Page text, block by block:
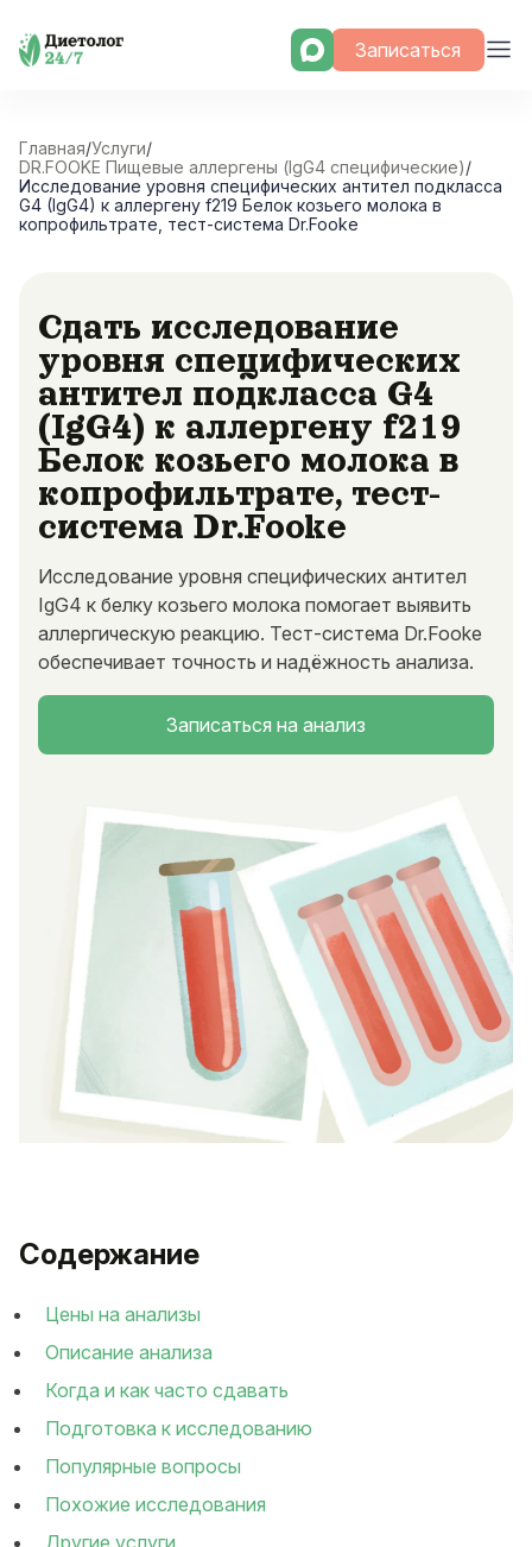
Skip
Записаться
Главная/Услуги/
DR.FOOKE Пищевые аллергены (IgG4 специфические)/
Исследование уровня специфических антител подкласса
G4 (IgG4) к аллергену f219 Белок козьего молока в
копрофильтрате, тест-система Dr.Fooke
Сдать исследование
уровня специфических
антител подкласса G4
(IgG4) к аллергену f219
Белок козьего молока в
копрофильтрате, тест-
система Dr.Fooke
Исследование уровня специфических антител
IgG4 к белку козьего молока помогает выявить
аллергическую реакцию. Тест-система Dr.Fooke
обеспечивает точность и надёжность анализа.
Записаться на анализ
Содержание
Цены на анализы
Описание анализа
Когда и как часто сдавать
Подготовка к исследованию
Популярные вопросы
Похожие исследования